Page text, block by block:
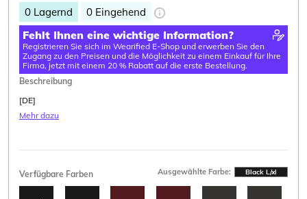
0 Lagernd 0 Eingehend
Fehlt Ihnen eine wichtige Information?
Registrieren Sie sich im Wearified E-Shop und erwerben Sie den
Zugang zu den Preisen und die Möglichkeit zu einem Einkauf für Ihre
Firma, jetzt mit einem 20 % Rabatt auf die erste Bestellung.
Beschreibung
[DE]
Mehr dazu
Verfügbare Farben Ausgewählte Farbe: Black L/xl